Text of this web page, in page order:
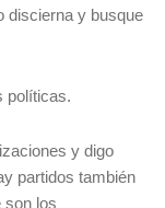
discierna y busque
políticas.
y digo
partidos también
son los